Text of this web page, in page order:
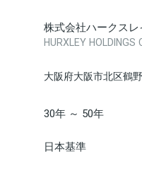
株式会社ハークス
HURXLEY
大阪府大阪市北区鶴
30年 ～ 50年
日本基準